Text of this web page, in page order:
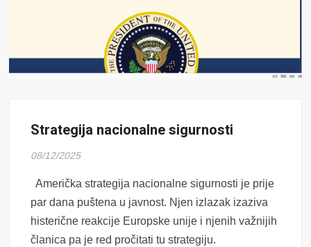
Strategija nacionalne sigurnosti
08/12/2025
Američka strategija nacionalne sigurnosti je prije
par dana puštena u javnost. Njen izlazak izaziva
histerične reakcije Europske unije i njenih važnijih
članica pa je red pročitati tu strategiju.